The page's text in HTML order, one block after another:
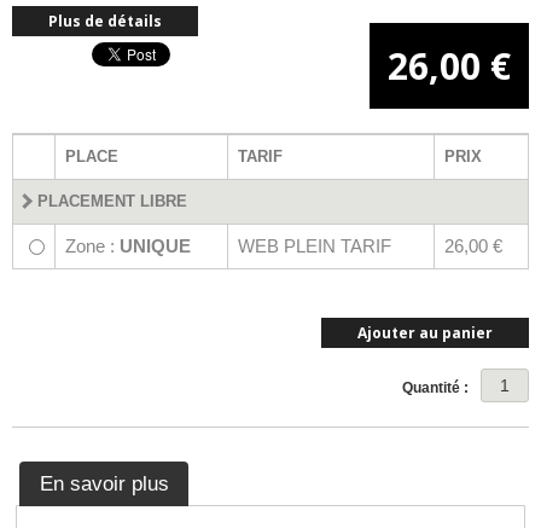
Plus de détails
26,00 €
PLACE TARIF PRIX
PLACEMENT LIBRE
Zone : UNIQUE WEB PLEIN TARIF 26,00 €
Ajouter au panier
Quantité :
En savoir plus